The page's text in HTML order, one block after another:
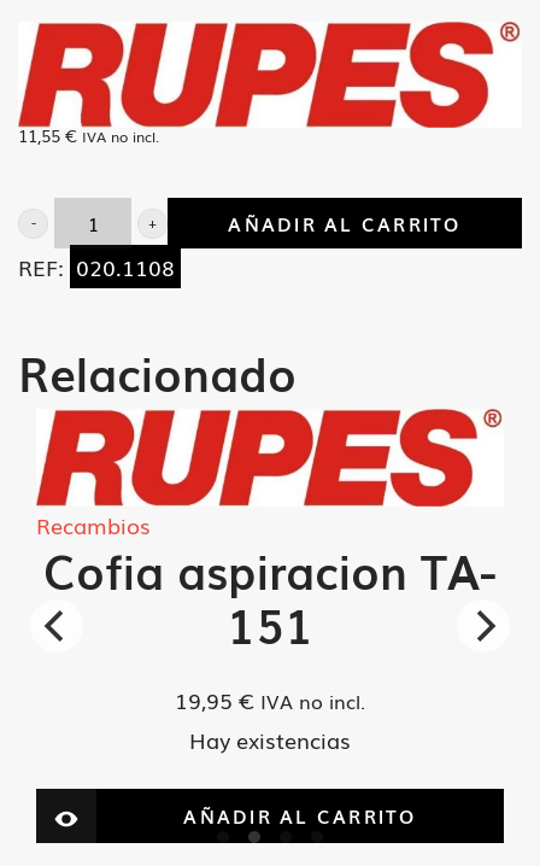
11,55 € IVA no incl.
Cangrejo
S145
AÑADIR AL CARRITO
REF: 020.1108
Relacionado
Recambios
Cofia aspiracion TA-
151
19,95 € IVA no incl.
Hay existencias
AÑADIR AL CARRITO